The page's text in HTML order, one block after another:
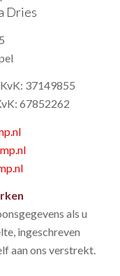
Dries
37149855
67852262
als u
ingeschreven
aan ons verstrekt.